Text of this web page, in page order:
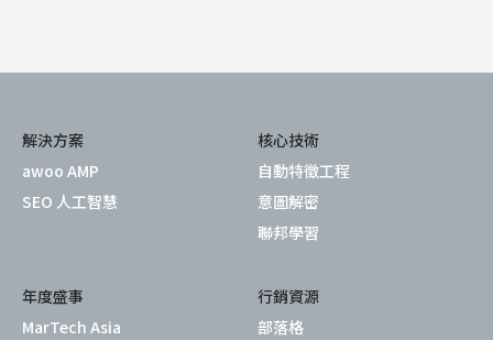
解決方案
awoo AMP
SEO 人工智慧
核心技術
自動特徵工程
意圖解密
聯邦學習
年度盛事
MarTech Asia
行銷資源
部落格